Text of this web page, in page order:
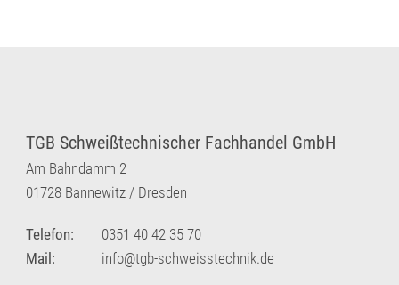
TGB Schweißtechnischer Fachhandel GmbH
Am Bahndamm 2
01728 Bannewitz / Dresden
Telefon:
0351 40 42 35 70
Mail:
info@tgb-schweisstechnik.de